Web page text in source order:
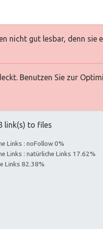
nicht gut lesbar, denn sie
Benutzen Sie zur
link(s) to files
Links : noFollow 0%
Links : natürliche Links 17.62%
Links 82.38%